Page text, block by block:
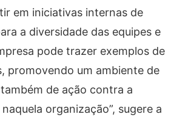
em iniciativas internas de
a diversidade das equipes e
pode trazer exemplos de
promovendo um ambiente de
de ação contra a
organização”, sugere a